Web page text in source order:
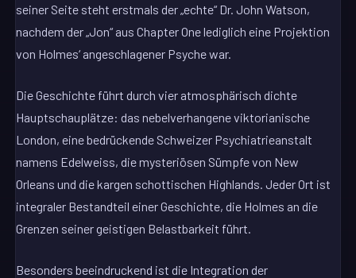
seiner Seite steht erstmals der „echte“ Dr. John Watson,
nachdem der „Jon“ aus Chapter One lediglich eine Projektion
von Holmes‘ angeschlagener Psyche war.
Die Geschichte führt durch vier atmosphärisch dichte
Hauptschauplätze: das nebelverhangene viktorianische
London, eine bedrückende Schweizer Psychiatrieanstalt
namens Edelweiss, die mysteriösen Sümpfe von New
Orleans und die kargen schottischen Highlands. Jeder Ort ist
integraler Bestandteil einer Geschichte, die Holmes an die
Grenzen seiner geistigen Belastbarkeit führt.
Besonders beeindruckend ist die Integration der